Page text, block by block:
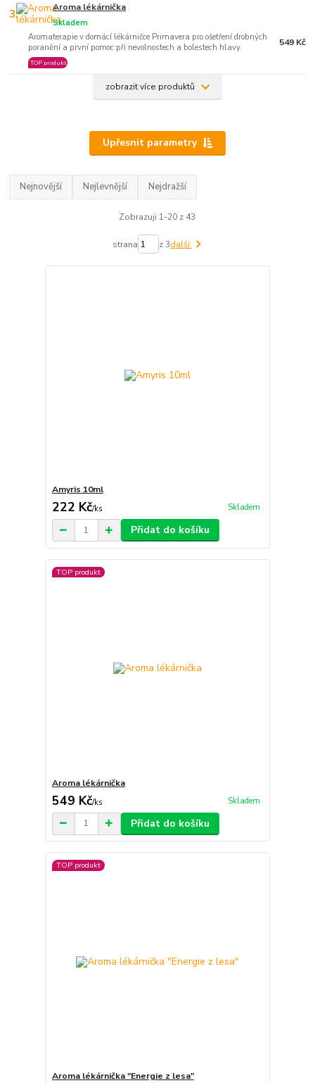
3. Aroma lékárnička
Aromaterapie v domácí lékárničce Primavera pro ošetření drobných
poranění a první pomoc při nevolnostech a bolestech hlavy.
Skladem
TOP produkt
549 Kč
zobrazit více produktů
Upřesnit parametry
Nejnovější Nejlevnější Nejdražší
Zobrazuji 1-20 z 43
strana z 3další
Amyris 10ml
222 Kč/ks Skladem
Přidat do košíku
TOP produkt
Aroma lékárnička
549 Kč/ks Skladem
Přidat do košíku
TOP produkt
Aroma lékárnička "Energie z lesa"